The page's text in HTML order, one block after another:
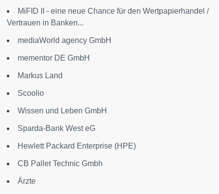
MiFID II - eine neue Chance für den Wertpapierhandel /
Vertrauen in Banken...
mediaWorld agency GmbH
mementor DE GmbH
Markus Land
Scoolio
Wissen und Leben GmbH
Sparda-Bank West eG
Hewlett Packard Enterprise (HPE)
CB Pallet Technic Gmbh
Ärzte